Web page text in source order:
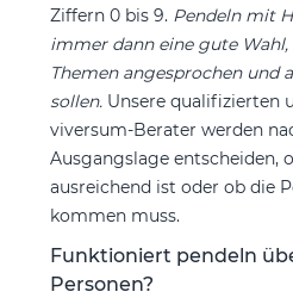
Ziffern 0 bis 9. Pendeln mit
immer dann eine gute
Themen angesprochen und
sollen. Unsere qualifizierten
viversum-Berater werden
Ausgangslage entscheiden,
ausreichend ist oder ob die
kommen muss.
Funktioniert pendeln
Personen?